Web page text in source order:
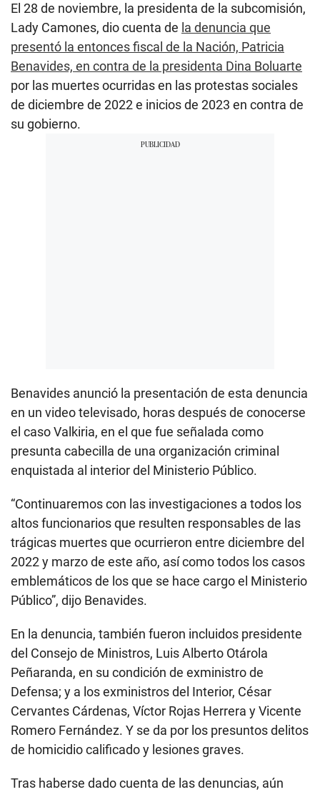
El 28 de noviembre, la presidenta de la subcomisión,
Lady Camones, dio cuenta de la denuncia que
presentó la entonces fiscal de la Nación, Patricia
Benavides, en contra de la presidenta Dina Boluarte
por las muertes ocurridas en las protestas sociales
de diciembre de 2022 e inicios de 2023 en contra de
su gobierno.
Benavides anunció la presentación de esta denuncia
en un video televisado, horas después de conocerse
el caso Valkiria, en el que fue señalada como
presunta cabecilla de una organización criminal
enquistada al interior del Ministerio Público.
“Continuaremos con las investigaciones a todos los
altos funcionarios que resulten responsables de las
trágicas muertes que ocurrieron entre diciembre del
2022 y marzo de este año, así como todos los casos
emblemáticos de los que se hace cargo el Ministerio
Público”, dijo Benavides.
En la denuncia, también fueron incluidos presidente
del Consejo de Ministros, Luis Alberto Otárola
Peñaranda, en su condición de exministro de
Defensa; y a los exministros del Interior, César
Cervantes Cárdenas, Víctor Rojas Herrera y Vicente
Romero Fernández. Y se da por los presuntos delitos
de homicidio calificado y lesiones graves.
Tras haberse dado cuenta de las denuncias, aún